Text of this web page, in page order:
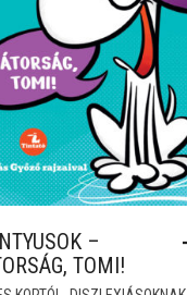
FT.
–
TOMI!